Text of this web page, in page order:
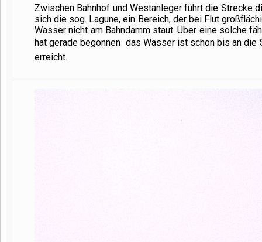
Zwischen Bahnhof und Westanleger führt die Strecke
sich die sog. Lagune, ein Bereich, der bei Flut
Wasser nicht am Bahndamm staut. Über eine solche
hat gerade begonnen  das Wasser ist schon bis an
erreicht.